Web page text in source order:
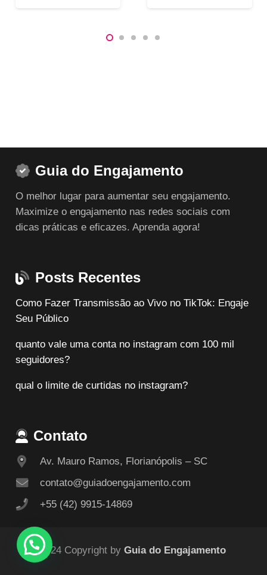
R$ 1,79
Guia do Engajamento
O melhor lugar para aumentar seu engajamento.
Maximize o engajamento nas redes sociais com
dicas práticas e eficazes. Aprenda agora!
Posts Recentes
Como Fazer Transmissão ao Vivo no TikTok: Engaje
Seu Público
quanto vale uma conta no instagram com 100 mil
seguidores?
qual o limite de curtidas no instagram?
Contato
Av. Mauro Ramos, Florianópolis – SC
contato@guiadoengajamento.com
+55 (42) 9915-14869
© 2024 Copyright by Guia do Engajamento